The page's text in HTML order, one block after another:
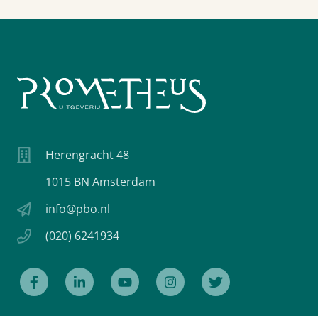
Herengracht 48
1015 BN Amsterdam
info@pbo.nl
(020) 6241934